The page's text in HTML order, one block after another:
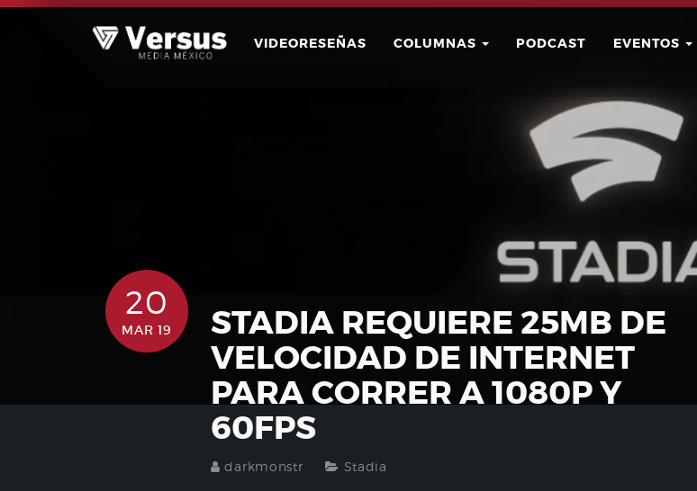
Skip
VIDEORESEÑAS COLUMNAS PODCAST EVENTOS
Usuario
20
MAR 19
STADIA REQUIERE 25MB DE
VELOCIDAD DE INTERNET
PARA CORRER A 1080P Y
60FPS
darkmonstr Stadia